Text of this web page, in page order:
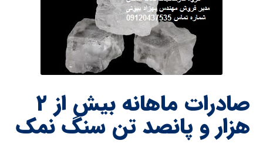
صادرات ماهانه بیش از ۲
هزار و پانصد تن سنگ نمک